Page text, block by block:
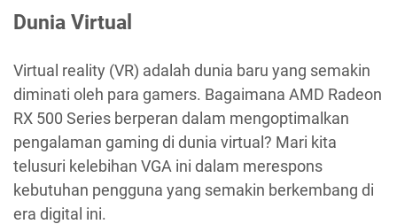
Dunia Virtual
Virtual reality (VR) adalah dunia baru yang semakin
diminati oleh para gamers. Bagaimana AMD Radeon
RX 500 Series berperan dalam mengoptimalkan
pengalaman gaming di dunia virtual? Mari kita
telusuri kelebihan VGA ini dalam merespons
kebutuhan pengguna yang semakin berkembang di
era digital ini.